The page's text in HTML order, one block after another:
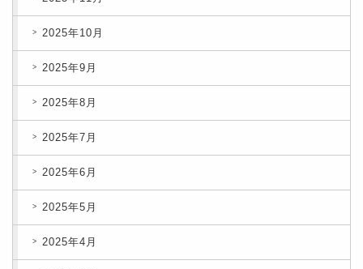
2025年10月
2025年9月
2025年8月
2025年7月
2025年6月
2025年5月
2025年4月